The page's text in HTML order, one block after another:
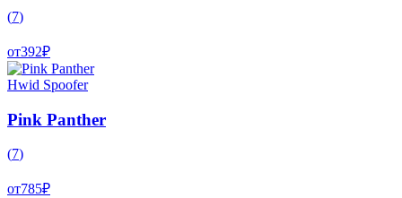
(7)
от392₽
Hwid Spoofer
Pink Panther
(7)
от785₽